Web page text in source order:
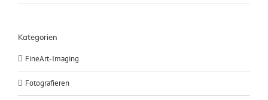
Kategorien
FineArt-Imaging
Fotografieren